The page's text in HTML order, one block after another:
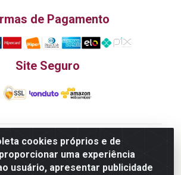
cookies próprios e de
uma experiência
usuário, apresentar publicidade
de Pagamento
Site Seguro
Domésticas Importação e Exportação
Pinto da Cunha, LT APM 06, N 133 -
Trindade - GO, 75385-000 - CNPJ